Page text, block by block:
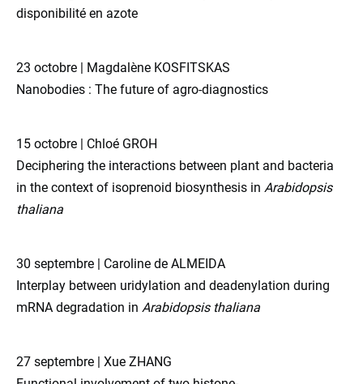
disponibilité en azote
23 octobre | Magdalène KOSFITSKAS
Nanobodies : The future of agro-diagnostics
15 octobre | Chloé GROH
Deciphering the interactions between plant and bacteria
in the context of isoprenoid biosynthesis in Arabidopsis
thaliana
30 septembre | Caroline de ALMEIDA
Interplay between uridylation and deadenylation during
mRNA degradation in Arabidopsis thaliana
27 septembre | Xue ZHANG